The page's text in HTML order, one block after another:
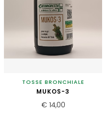
TOSSE BRONCHIALE
MUKOS-3
€ 14,00